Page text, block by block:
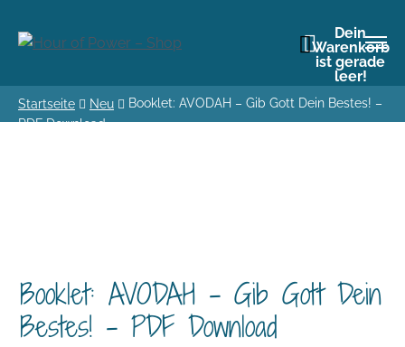
Dein
Warenkorb
ist gerade
leer!
Startseite Neu
Booklet: AVODAH – Gib Gott Dein Bestes! –
PDF Download
Booklet: AVODAH – Gib Gott Dein
Bestes! – PDF Download